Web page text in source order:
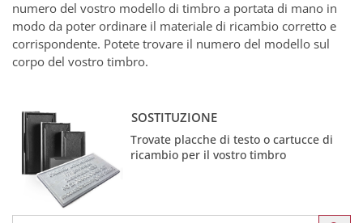
numero del vostro modello di timbro a portata di mano in
modo da poter ordinare il materiale di ricambio corretto e
corrispondente. Potete trovare il numero del modello sul
corpo del vostro timbro.
SOSTITUZIONE
Trovate placche di testo o cartucce di
ricambio per il vostro timbro